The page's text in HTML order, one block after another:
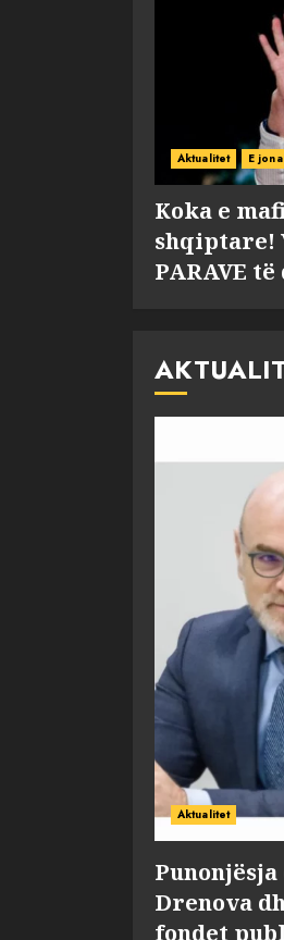
Aktualitet E jona
Koka e
shqiptare!
PARAVE
Aktualitet
Drenova
fondet